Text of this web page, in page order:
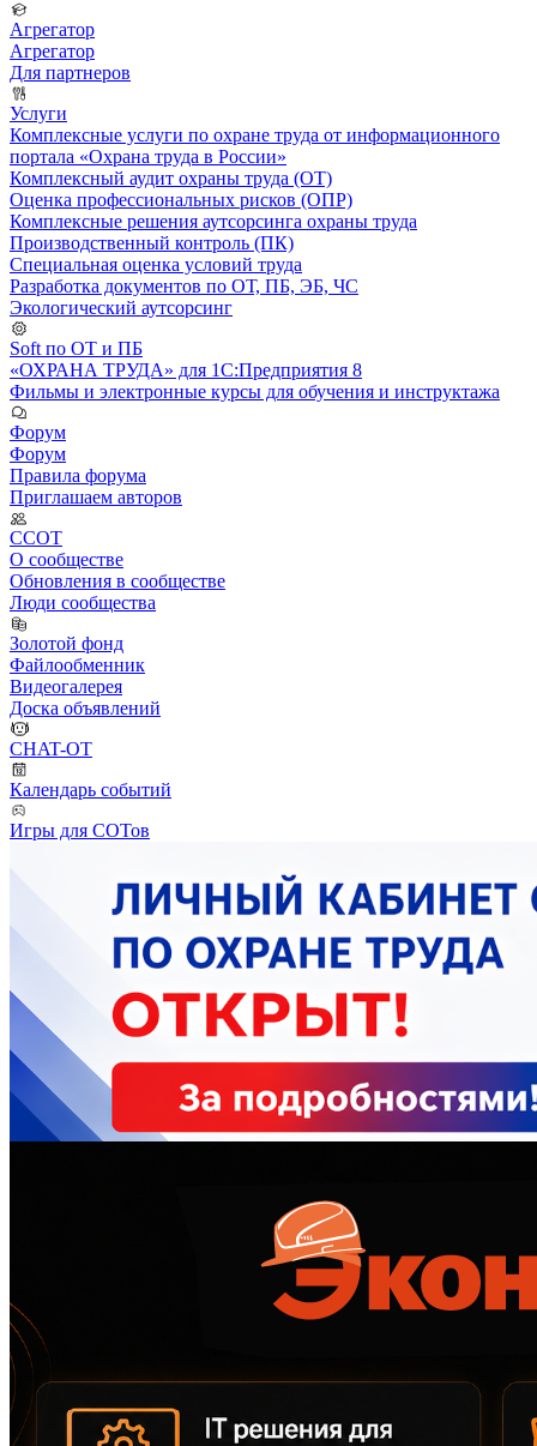
Агрегатор
Агрегатор
Для партнеров
Услуги
Комплексные услуги по охране труда от информационного
портала «Охрана труда в России»
Комплексный аудит охраны труда (ОТ)
Оценка профессиональных рисков (ОПР)
Комплексные решения аутсорсинга охраны труда
Производственный контроль (ПК)
Специальная оценка условий труда
Разработка документов по ОТ, ПБ, ЭБ, ЧС
Экологический аутсорсинг
Soft по ОТ и ПБ
«ОХРАНА ТРУДА» для 1С:Предприятия 8
Фильмы и электронные курсы для обучения и инструктажа
Форум
Форум
Правила форума
Приглашаем авторов
ССОТ
О сообществе
Обновления в сообществе
Люди сообщества
Золотой фонд
Файлообменник
Видеогалерея
Доска объявлений
CHAT-OT
Календарь событий
Игры для СОТов